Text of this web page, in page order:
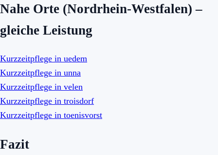
Nahe Orte (Nordrhein-Westfalen) –
gleiche Leistung
Kurzzeitpflege in uedem
Kurzzeitpflege in unna
Kurzzeitpflege in velen
Kurzzeitpflege in troisdorf
Kurzzeitpflege in toenisvorst
Fazit